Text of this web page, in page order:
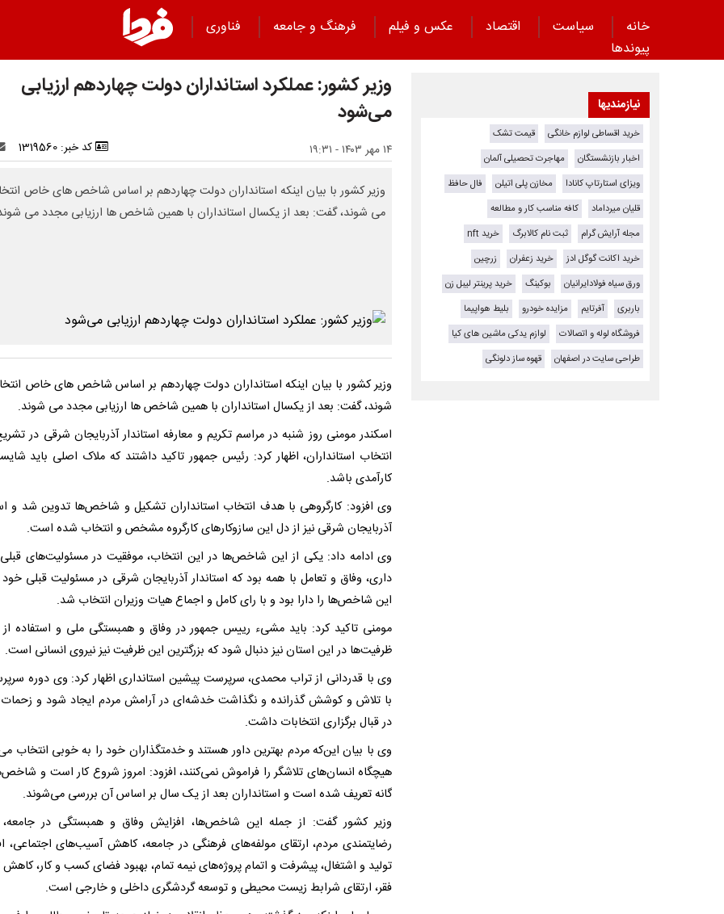
خانه سیاست اقتصاد عکس و فیلم فرهنگ و جامعه
فناوری
پیوند‌ها
وزیر کشور: عملکرد استانداران دولت چهاردهم ارزیابی
می‌شود
۱۴ مهر ۱۴۰۳ - ۱۹:۳۱ کد خبر: 1319560
وزیر کشور با بیان اینکه استانداران دولت چهاردهم بر اساس شاخص های خاص
می شوند، گفت: بعد از یکسال استانداران با همین شاخص ها ارزیابی مجدد می
وزیر کشور با بیان اینکه استانداران دولت چهاردهم بر اساس شاخص های خاص
شوند، گفت: بعد از یکسال استانداران با همین شاخص ها ارزیابی مجدد می شوند.
اسکندر مومنی روز شنبه در مراسم تکریم و معارفه استاندار آذربایجان شرقی در
انتخاب استانداران، اظهار کرد: رئیس جمهور تاکید داشتند که ملاک اصلی باید
کارآمدی باشد.
وی افزود: کارگروهی با هدف انتخاب استانداران تشکیل و شاخص‌ها تدوین شد و
آذربایجان شرقی نیز از دل این سازوکارهای کارگروه مشخص و انتخاب شده است.
وی ادامه داد: یکی از این شاخص‌ها در این انتخاب، موفقیت در مسئولیت‌های
داری، وفاق و تعامل با همه بود که استاندار آذربایجان شرقی در مسئولیت قبلی
این شاخص‌ها را دارا بود و با رای کامل و اجماع هیات وزیران انتخاب شد.
مومنی تاکید کرد: باید مشیء رییس جمهور در وفاق و همبستگی ملی و استفاده از
ظرفیت‌ها در این استان نیز دنبال شود که بزرگترین این ظرفیت نیز نیروی انسانی است.
وی با قدردانی از تراب محمدی، سرپرست پیشین استانداری اظهار کرد: وی دوره
با تلاش و کوشش گذرانده و نگذاشت خدشه‌ای در آرامش مردم ایجاد شود و زحمات
در قبال برگزاری انتخابات داشت.
وی با بیان این‌که مردم بهترین داور هستند و خدمتگذاران خود را به خوبی انتخاب
گانه تعریف شده است و استانداران بعد از یک سال بر اساس آن بررسی می‌شوند.
وزیر کشور گفت: از جمله این شاخص‌ها، افزایش وفاق و همبستگی در جامعه،
رضایتمندی مردم، ارتقای مولفه‌های فرهنگی در جامعه، کاهش آسیب‌های اجتماعی،
تولید و اشتغال، پیشرفت و اتمام پروژه‌های نیمه تمام، بهبود فضای کسب و کار، کاهش
فقر، ارتقای شرابط زیست محیطی و توسعه گردشگری داخلی و خارجی است.
نیازمندیها
خرید اقساطی لوازم خانگی
قیمت تشک
اخبار بازنشستگان
مهاجرت تحصیلی آلمان
ویزای استارتاپ کانادا
مخازن پلی اتیلن
فال حافظ
قلیان میرداماد
کافه مناسب کار و مطالعه
مجله آرایش گرام
ثبت نام کالابرگ
خرید nft
خرید اکانت گوگل ادز
خرید زعفران
زرچین
ورق سیاه فولادایرانیان
بوکینگ
خرید پرینتر لیبل زن
باربری
آفرتایم مزایده خودرو
بلیط هواپیما
فروشگاه لوله و اتصالات
لوازم یدکی ماشین های کیا
طراحی سایت در اصفهان
قهوه ساز دلونگی